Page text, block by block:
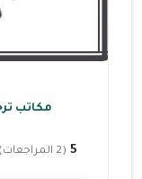
مكاتب
5 (2 المراجعات)